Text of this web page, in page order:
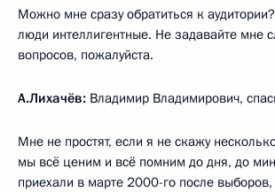
Можно мне сразу обратиться к
люди интеллигентные. Не задавайте мне
вопросов, пожалуйста.
А.Лихачёв: Владимир Владимирович,
Мне не простят, если я не скажу
мы всё ценим и всё помним до дня, до
приехали в марте 2000-го после